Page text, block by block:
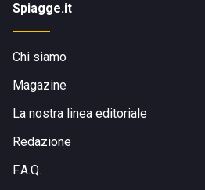
Spiagge.it
Chi siamo
Magazine
La nostra linea editoriale
Redazione
F.A.Q.